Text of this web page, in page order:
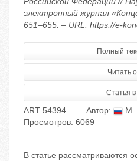
электронный журнал
651–655. – URL: https://e-
Полный
Читать
Статья
ART 54394 Автор:
М.
Просмотров: 6069
В статье рассматриваются